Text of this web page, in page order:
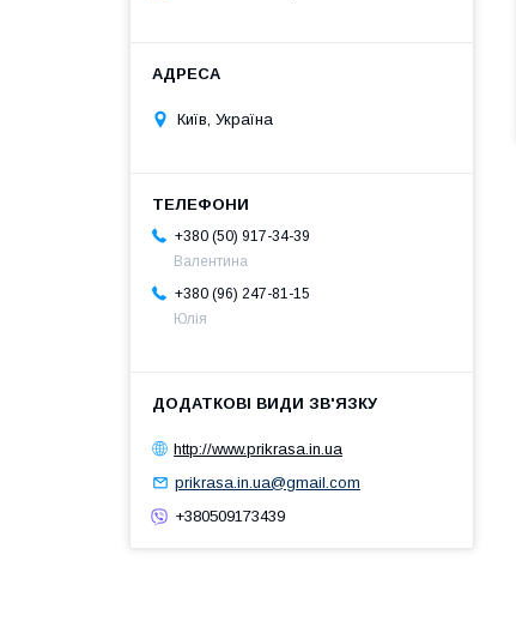
Київ, Україна
+380 (50) 917-34-39
Валентина
+380 (96) 247-81-15
Юлія
http://www.prikrasa.in.ua
prikrasa.in.ua@gmail.com
+380509173439